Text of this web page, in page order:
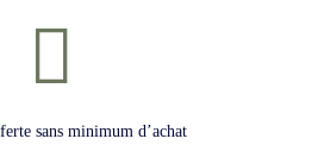
sans minimum d’achat